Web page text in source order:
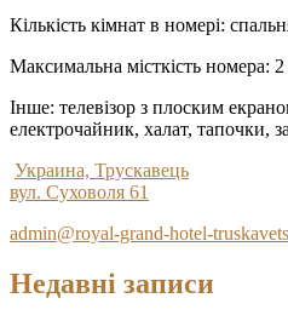
Кількість кімнат в номері:
Максимальна місткість номера:
Інше: телевізор з плоским
електрочайник, халат, тапочки,
Украина, Трускавець
вул. Суховоля 61
admin@royal-grand-hotel-
Недавні записи